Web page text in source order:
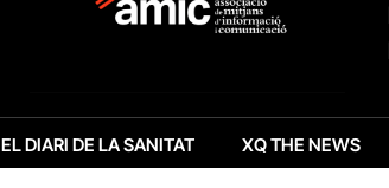
EL DIARI DE LA SANITAT XQ THE NEWS